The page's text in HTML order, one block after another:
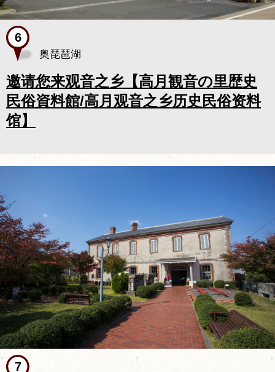
奥琵琶湖
邀请您来观音之乡【高月観音の里歴史
民俗資料館/高月观音之乡历史民俗资料
馆】